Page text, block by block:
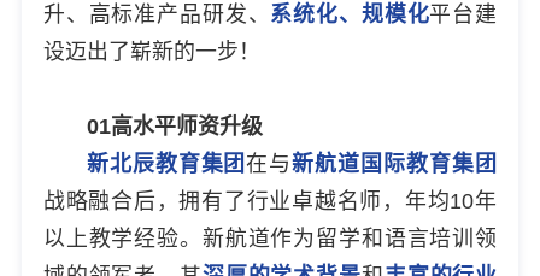
升、高标准产品研发、 系统化、规模化平台建
设迈出了崭新的一步！
01高水平师资升级
新北辰教育集团在与新航道国际教育集团
战略融合后，拥有了行业卓越名师，年均10年
以上教学经验。新航道作为留学和语言培训领